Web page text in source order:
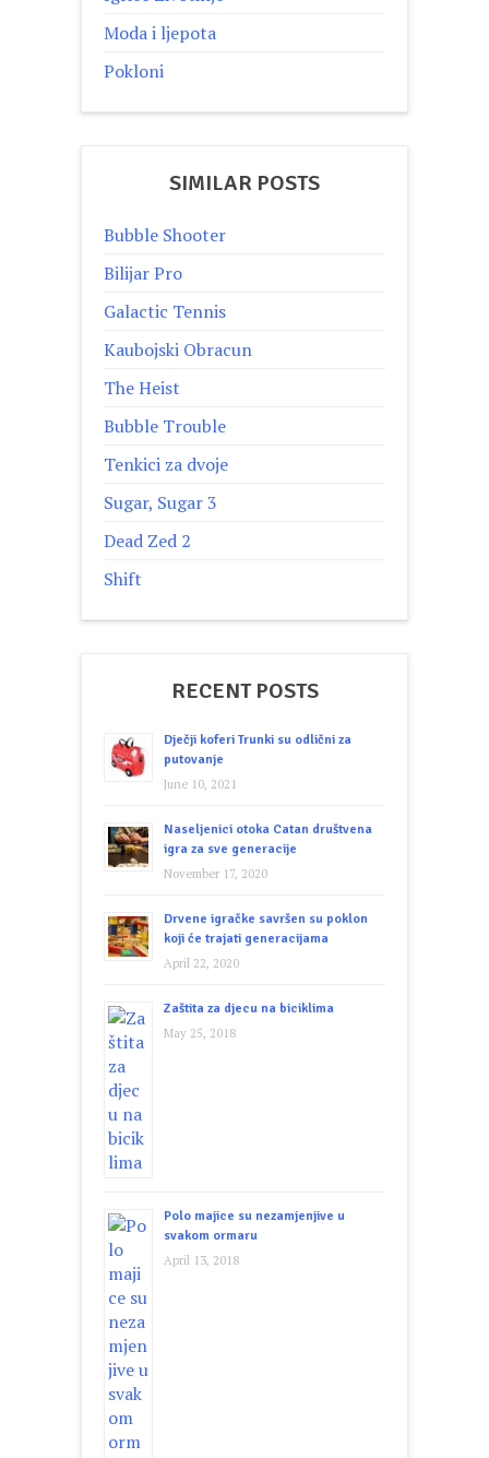
Moda i ljepota
Pokloni
SIMILAR POSTS
Bubble Shooter
Bilijar Pro
Galactic Tennis
Kaubojski Obracun
The Heist
Bubble Trouble
Tenkici za dvoje
Sugar, Sugar 3
Dead Zed 2
Shift
RECENT POSTS
Dječji koferi Trunki su odlični za
putovanje
June 10, 2021
Naseljenici otoka Catan društvena
igra za sve generacije
November 17, 2020
Drvene igračke savršen su poklon
koji će trajati generacijama
April 22, 2020
Zaštita za djecu na biciklima
May 25, 2018
Polo majice su nezamjenjive u
svakom ormaru
April 13, 2018